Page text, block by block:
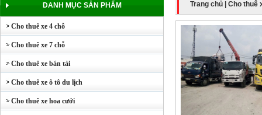
DANH MỤC SẢN PHẨM
Cho thuê xe 4 chỗ
Cho thuê xe 7 chỗ
Cho thuê xe bán tải
Cho thuê xe ô tô du lịch
Cho thuê xe hoa cưới
Trang chủ Cho thuê